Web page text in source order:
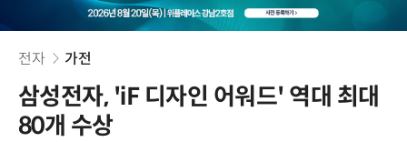
전자 가전
삼성전자, 'iF 디자인 어워드' 역대 최대
80개 수상